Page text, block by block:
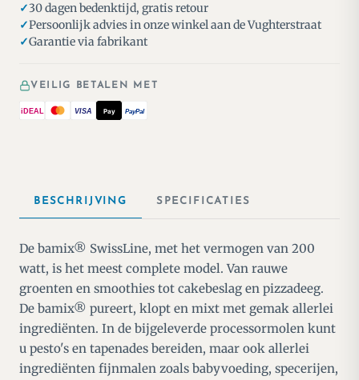
30 dagen bedenktijd, gratis retour
Persoonlijk advies in onze winkel aan de Vughterstraat
Garantie via fabrikant
VEILIG BETALEN MET
iDEAL VISA Pay PayPal
BESCHRIJVING SPECIFICATIES
De bamix® SwissLine, met het vermogen van 200
watt, is het meest complete model. Van rauwe
groenten en smoothies tot cakebeslag en pizzadeeg.
De bamix® pureert, klopt en mixt met gemak allerlei
ingrediënten. In de bijgeleverde processormolen kunt
u pesto's en tapenades bereiden, maar ook allerlei
ingrediënten fijnmalen zoals babyvoeding, specerijen,